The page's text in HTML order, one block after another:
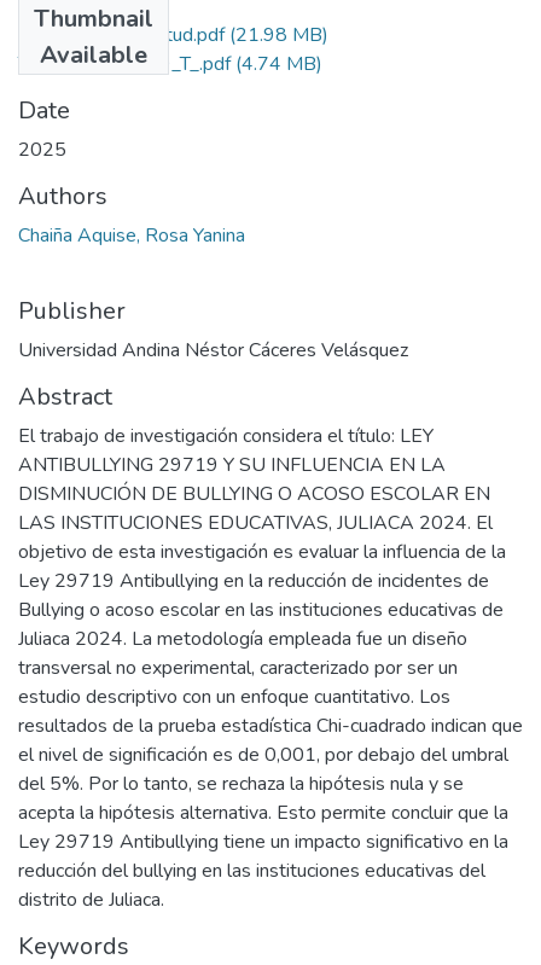
Thumbnail
Available
Grado de Similitud.pdf(21.98 MB)
T036_70610699_T_.pdf(4.74 MB)
Date
2025
Authors
Chaiña Aquise, Rosa Yanina
Publisher
Universidad Andina Néstor Cáceres Velásquez
Abstract
El trabajo de investigación considera el título: LEY
ANTIBULLYING 29719 Y SU INFLUENCIA EN LA
DISMINUCIÓN DE BULLYING O ACOSO ESCOLAR EN
LAS INSTITUCIONES EDUCATIVAS, JULIACA 2024. El
objetivo de esta investigación es evaluar la influencia de la
Ley 29719 Antibullying en la reducción de incidentes de
Bullying o acoso escolar en las instituciones educativas de
Juliaca 2024. La metodología empleada fue un diseño
transversal no experimental, caracterizado por ser un
estudio descriptivo con un enfoque cuantitativo. Los
resultados de la prueba estadística Chi-cuadrado indican que
el nivel de significación es de 0,001, por debajo del umbral
del 5%. Por lo tanto, se rechaza la hipótesis nula y se
acepta la hipótesis alternativa. Esto permite concluir que la
Ley 29719 Antibullying tiene un impacto significativo en la
reducción del bullying en las instituciones educativas del
distrito de Juliaca.
Keywords